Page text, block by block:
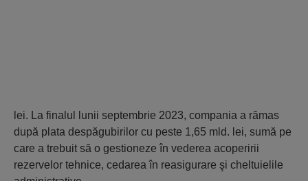
lei. La finalul lunii septembrie 2023, compania a rămas
după plata despăgubirilor cu peste 1,65 mld. lei, sumă pe
care a trebuit să o gestioneze în vederea acoperirii
rezervelor tehnice, cedarea în reasigurare şi cheltuielile